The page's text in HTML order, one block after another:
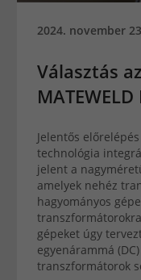
2024. november 23
Választás
Jelentős
technológia
jelent a
amelyek nehéz
hagyományos
gépeket úgy
egyenárammá
transzformátorok